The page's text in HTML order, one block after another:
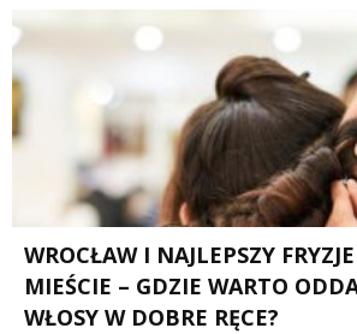
WROCŁAW I NAJLEPSZY
MIEŚCIE – GDZIE WARTO
WŁOSY W DOBRE RĘCE?